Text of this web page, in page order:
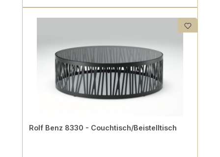
Rolf Benz 8330 - Couchtisch/Beistelltisch